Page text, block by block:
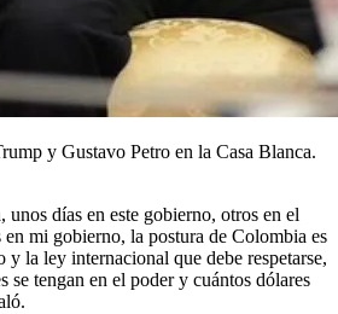
y Gustavo Petro en la Casa Blanca.
unos días en este gobierno, otros en el
mi gobierno, la postura de Colombia es
y la ley internacional que debe respetarse,
se tengan en el poder y cuántos dólares